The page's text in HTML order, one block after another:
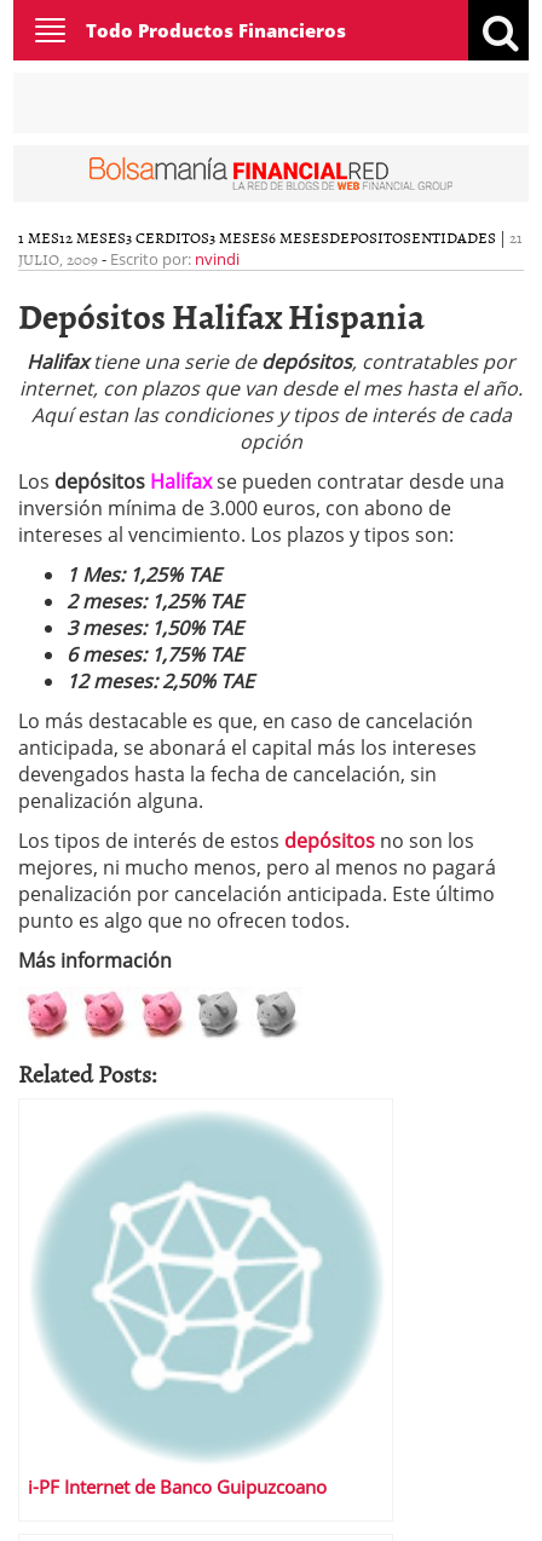
Toggle
navigation
Todo Productos Financieros
1 MES12 MESES3 CERDITOS3 MESES6 MESESDEPOSITOSENTIDADES | 21
JULIO, 2009- Escrito por: nvindi
Depósitos Halifax Hispania
Halifaxtiene una serie dedepósitos, contratables por
internet, con plazos que van desde el mes hasta el año.
Aquí estan las condiciones y tipos de interés de cada
opción
Los depósitos Halifaxse pueden contratar desde una
inversión mínima de 3.000 euros, con abono de
intereses al vencimiento. Los plazos y tipos son:
1 Mes: 1,25% TAE
2 meses: 1,25% TAE
3 meses: 1,50% TAE
6 meses: 1,75% TAE
12 meses: 2,50% TAE
Lo más destacable es que, en caso de cancelación
anticipada, se abonará el capital más los intereses
devengados hasta la fecha de cancelación, sin
penalización alguna.
Los tipos de interés de estos depósitos no son los
mejores, ni mucho menos, pero al menos no pagará
penalización por cancelación anticipada. Este último
punto es algo que no ofrecen todos.
Más información
Related Posts:
i-PF Internet de Banco Guipuzcoano